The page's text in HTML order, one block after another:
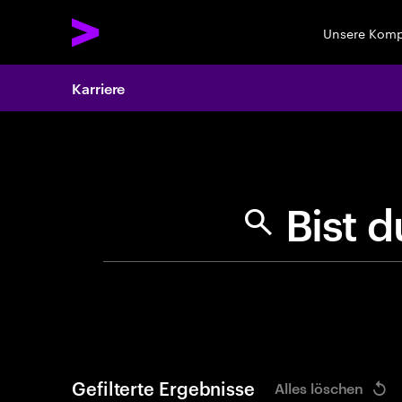
Unsere
Karriere
Bi
Gefilterte Ergebnisse Alles löschen